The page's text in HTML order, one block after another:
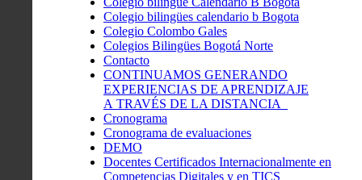
Colegio bilingües calendario b Bogota
Colegio Colombo Gales
Colegios Bilingües Bogotá Norte
Contacto
CONTINUAMOS GENERANDO
EXPERIENCIAS DE APRENDIZAJE
A TRAVÉS DE LA DISTANCIA
Cronograma
Cronograma de evaluaciones
DEMO
Docentes Certificados Internacionalmente en
Competencias Digitales y en TICS